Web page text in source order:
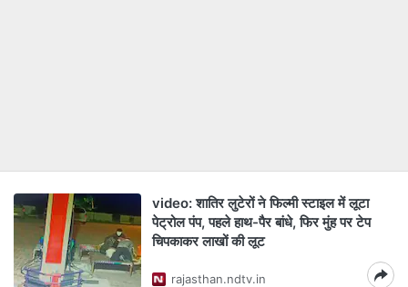
video: शातिर लुटेरों ने फिल्मी स्टाइल में लूटा
पेट्रोल पंप, पहले हाथ-पैर बांधे, फिर मुंह पर टेप
चिपकाकर लाखों की लूट
rajasthan.ndtv.in